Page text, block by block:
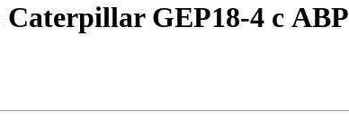
Caterpillar GEP18-4 с АВР